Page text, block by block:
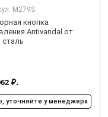
M279S
кнопка
Аntivandal от
сталь
₽.
уточняйте у менеджера